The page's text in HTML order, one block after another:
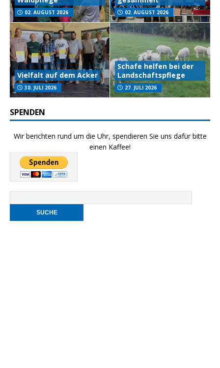
02. AUGUST 2026 02. AUGUST 2026
Vielfalt auf dem Acker
30. JULI 2026
Schafe helfen bei der
Landschaftspflege
27. JULI 2026
SPENDEN
Wir berichten rund um die Uhr, spendieren Sie uns dafür bitte
einen Kaffee!